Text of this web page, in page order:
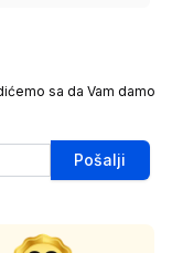
sa da Vam damo
Pošalji